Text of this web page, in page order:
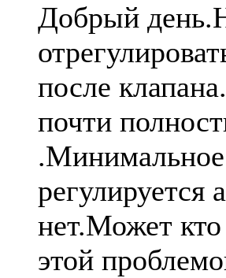
Добрый
после
почти
.Минимальное
регулируется
нет.Может кто
этой